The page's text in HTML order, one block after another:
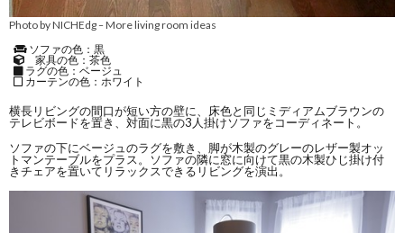
Photo by NICHEdg–More living room ideas
ソファの色：黒
家具の色：茶色
ラグの色：ベージュ
カーテンの色：ホワイト
横長リビングの間口が短い方の壁に、床色と同じミディアムブラウンの
テレビボードを置き、対面に黒の3人掛けソファをコーディネート。
ソファの下にベージュのラグを敷き、脚が木製のグレーのレザー製オッ
トマンテーブルをプラス。ソファの隣に窓に向けて黒の木製ひじ掛け付
きチェアを置いてリラックスできるリビングを演出。